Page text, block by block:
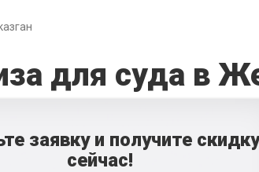
для суда в
заявку и получите скидку
сейчас!